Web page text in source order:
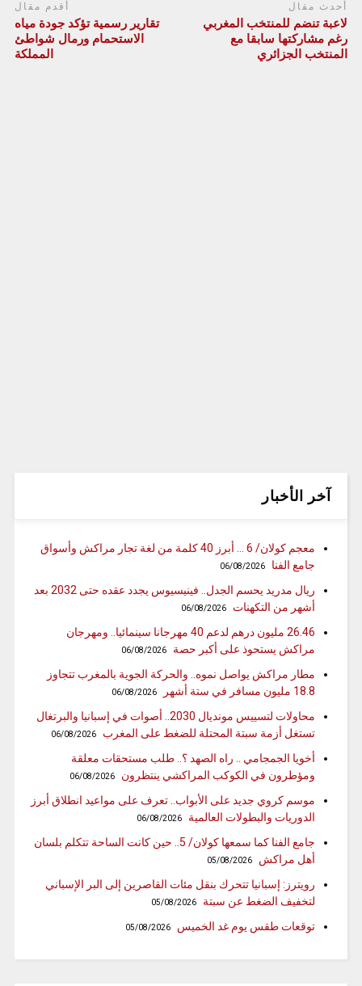
أحدث مقال
لاعبة تنضم للمنتخب المغربي
رغم مشاركتها سابقا مع
المنتخب الجزائري
أقدم مقال
تقارير رسمية تؤكد جودة مياه
الاستحمام ورمال شواطئ
المملكة
آخر الأخبار
معجم كولان/ 6 … أبرز 40 كلمة من لغة تجار مراكش وأسواق
جامع الفنا
06/08/2026
ريال مدريد يحسم الجدل.. فينيسيوس يجدد عقده حتى 2032 بعد
أشهر من التكهنات
06/08/2026
26.46 مليون درهم لدعم 40 مهرجانا سينمائيا.. ومهرجان
مراكش يستحوذ على أكبر حصة
06/08/2026
مطار مراكش يواصل نموه.. والحركة الجوية بالمغرب تتجاوز
18.8 مليون مسافر في ستة أشهر
06/08/2026
محاولات لتسييس مونديال 2030.. أصوات في إسبانيا والبرتغال
تستغل أزمة سبتة المحتلة للضغط على المغرب
06/08/2026
أخويا الجمجامي .. راه الصهد ؟.. طلب مستحقات معلقة
ومؤطرون في الكوكب المراكشي ينتظرون
06/08/2026
موسم كروي جديد على الأبواب.. تعرف على مواعيد انطلاق أبرز
الدوريات والبطولات العالمية
06/08/2026
جامع الفنا كما سمعها كولان/ 5.. حين كانت الساحة تتكلم بلسان
أهل مراكش
05/08/2026
رويترز: إسبانيا تتحرك بنقل مئات القاصرين إلى البر الإسباني
لتخفيف الضغط عن سبتة
05/08/2026
توقعات طقس يوم غد الخميس 05/08/2026